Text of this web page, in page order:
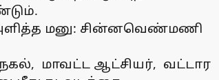
மனு: சின்னவெண்மணி
மாவட்ட ஆட்சியர், வட்டார